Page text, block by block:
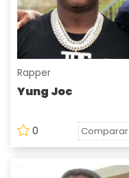
Rapper
Yung Joc
0 Comparar